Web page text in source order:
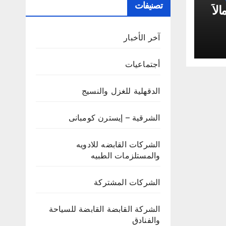
تصنيفات
آخر الأخبار
أجتماعيات
الدقهلية للغزل والنسيج
الشرقية – إيسترن كومبانى
الشركات القابضه للادويه
والمستلزمات الطبيه
الشركات المشتركة
الشركة القابضة القابضة للسياحة
والفنادق